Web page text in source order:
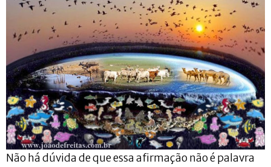
Não há dúvida de que essa afirmação não é palavra